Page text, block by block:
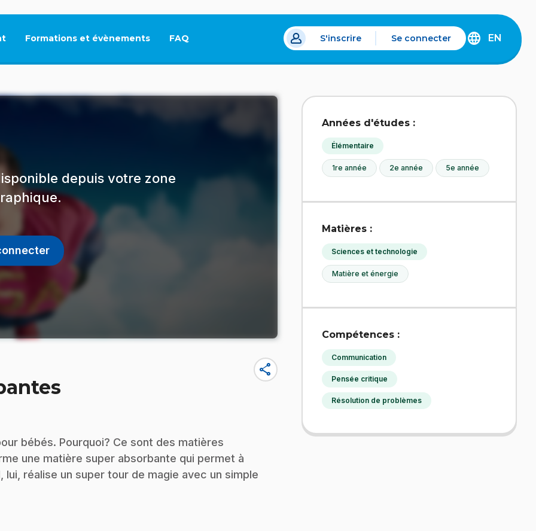
Formations et évènements FAQ
Ce lien s'ouvrira dans un nouvel onglet.
S'inscrire Se connecter
DISCOVER
EN
depuis votre zone
share
bébés. Pourquoi? Ce sont des matières
une matière super absorbante qui permet à
réalise un super tour de magie avec un simple
Années d'études :
Élémentaire
1re année 2e année 5e année
Matières :
Sciences et technologie
Matière et énergie
Compétences :
Communication
Pensée critique
Résolution de problèmes